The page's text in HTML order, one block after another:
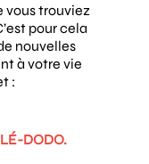
vous trouviez
pour cela
nouvelles
à votre vie
:
DODO.